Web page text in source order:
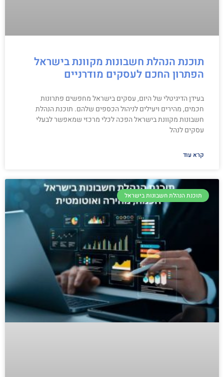
תוכנת הנהלת חשבונות מקוונת בישראל
הפתרון החכם לעסקים מודרניים
בעידן הדיגיטלי של היום, עסקים בישראל מחפשים פתרונות
חכמים, מהירים ויעילים לניהול הכספים שלהם. תוכנת הנהלת
חשבונות מקוונת בישראל הפכה לכלי מרכזי שמאפשר לבעלי
עסקים לנהל
קרא עוד
תוכנת הנהלת חשבונות בישראל